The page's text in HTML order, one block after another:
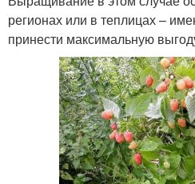
регионах или в теплицах –
принести максимальную